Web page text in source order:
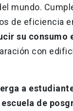
mundo.
de eficiencia
su consumo
con
a
de